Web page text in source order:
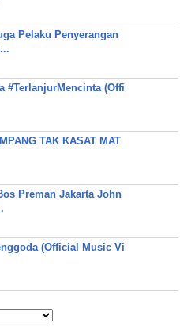
Pelaku Penyerangan
#TerlanjurMencinta (Offi
TAK KASAT MAT
Preman Jakarta John
(Official Music Vi